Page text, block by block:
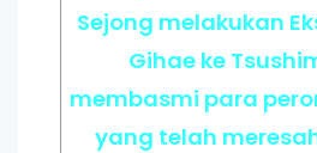
Sejong melakukan
Gihae ke
membasmi para
yang telah